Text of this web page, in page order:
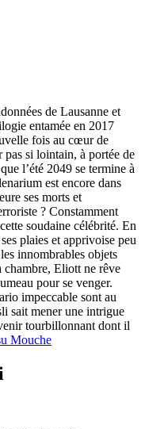
de Lausanne et
entamée en 2017
fois au cœur de
si lointain, à portée de
l’été 2049 se termine à
est encore dans
ses morts et
? Constamment
soudaine célébrité. En
plaies et apprivoise peu
innombrables objets
chambre, Eliott ne rêve
pour se venger.
impeccable sont au
sait mener une intrigue
tourbillonnant dont il
Mouche